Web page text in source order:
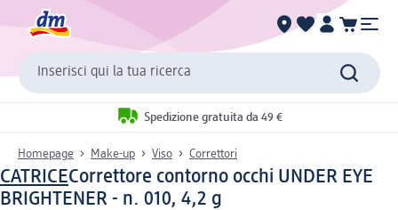
Inserisci qui la tua ricerca
Spedizione gratuita da 49 €
Homepage Make-up Viso Correttori
CATRICECorrettore contorno occhi UNDER EYE
BRIGHTENER - n. 010, 4,2 g